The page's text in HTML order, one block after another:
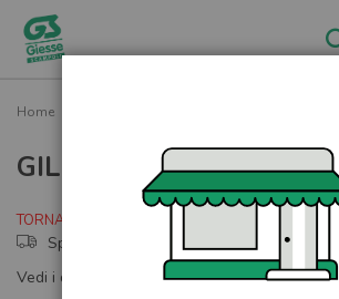
contenuto
Home
GILET
TORNA PRESTO
Spedizione rapida
Vedi i dettagli del nostro servizio di spedizione